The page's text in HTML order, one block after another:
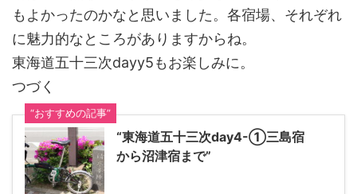
もよかったのかなと思いました。各宿場、それぞれ
に魅力的なところがありますからね。
東海道五十三次dayy5もお楽しみに。
つづく
“おすすめの記事”
“東海道五十三次day4-①三島宿
から沼津宿まで”